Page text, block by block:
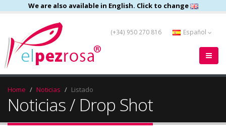
We are also available in English. Click to change
(+34) 950 270 816 Español
Home Noticias Listado
Noticias / Drop Shot